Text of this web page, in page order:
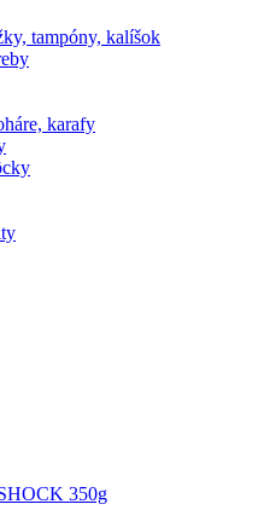
tampóny, kalíšok
karafy
350g